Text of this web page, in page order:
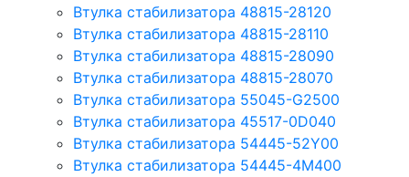
Втулка стабилизатора 48815-28120
Втулка стабилизатора 48815-28110
Втулка стабилизатора 48815-28090
Втулка стабилизатора 48815-28070
Втулка стабилизатора 55045-G2500
Втулка стабилизатора 45517-0D040
Втулка стабилизатора 54445-52Y00
Втулка стабилизатора 54445-4M400